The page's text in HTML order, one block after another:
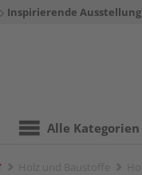
Inspirierende Ausstellung
Alle Kategorien
Home